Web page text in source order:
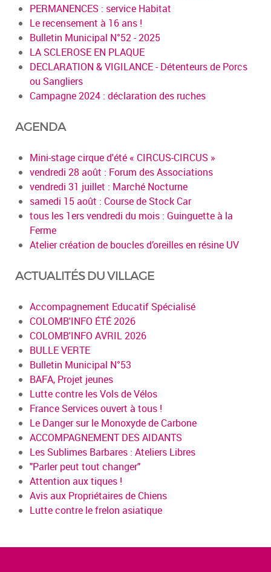
PERMANENCES : service Habitat
Le recensement à 16 ans !
Bulletin Municipal N°52 - 2025
LA SCLEROSE EN PLAQUE
DECLARATION & VIGILANCE - Détenteurs de Porcs
ou Sangliers
Campagne 2024 : déclaration des ruches
AGENDA
Mini-stage cirque d'été « CIRCUS-CIRCUS »
vendredi 28 août : Forum des Associations
vendredi 31 juillet : Marché Nocturne
samedi 15 août : Course de Stock Car
tous les 1ers vendredi du mois : Guinguette à la
Ferme
Atelier création de boucles d’oreilles en résine UV
ACTUALITÉS DU VILLAGE
Accompagnement Educatif Spécialisé
COLOMB'INFO ÉTÉ 2026
COLOMB'INFO AVRIL 2026
BULLE VERTE
Bulletin Municipal N°53
BAFA, Projet jeunes
Lutte contre les Vols de Vélos
France Services ouvert à tous !
Le Danger sur le Monoxyde de Carbone
ACCOMPAGNEMENT DES AIDANTS
Les Sublimes Barbares : Ateliers Libres
"Parler peut tout changer"
Attention aux tiques !
Avis aux Propriétaires de Chiens
Lutte contre le frelon asiatique